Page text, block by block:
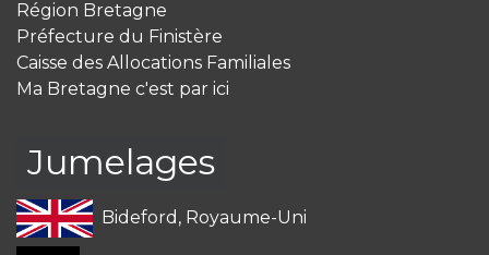
Région Bretagne
Préfecture du Finistère
Caisse des Allocations Familiales
Ma Bretagne c'est par ici
Jumelages
Bideford, Royaume-Uni